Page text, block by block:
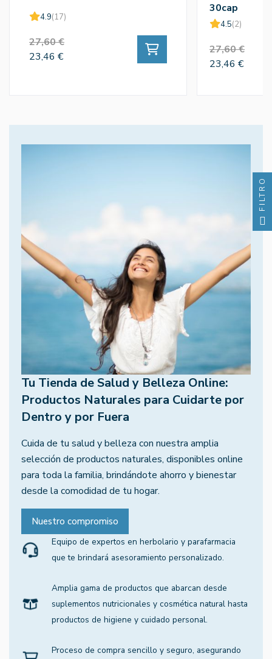
4.9(17)
27,60 €
23,46 €
30cap
4.5(2)
27,60 €
23,46 €
Tu Tienda de Salud y Belleza Online:
Productos Naturales para Cuidarte por
Dentro y por Fuera
Cuida de tu salud y belleza con nuestra amplia
selección de productos naturales, disponibles online
para toda la familia, brindándote ahorro y bienestar
desde la comodidad de tu hogar.
Nuestro compromiso
Equipo de expertos en herbolario y parafarmacia
que te brindará asesoramiento personalizado.
Amplia gama de productos que abarcan desde
suplementos nutricionales y cosmética natural hasta
productos de higiene y cuidado personal.
Proceso de compra sencillo y seguro, asegurando
FILTRO